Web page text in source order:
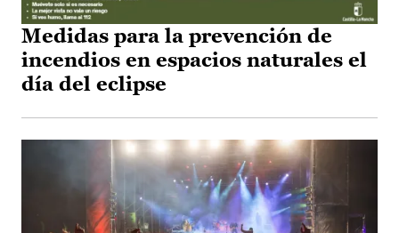
Medidas para la prevención de
incendios en espacios naturales el
día del eclipse